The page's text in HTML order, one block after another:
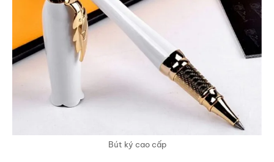
Bút ký cao cấp